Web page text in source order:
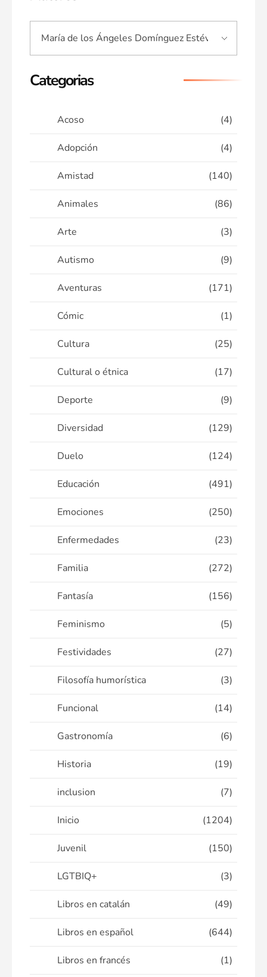
Categorias
Acoso (4)
Adopción (4)
Amistad (140)
Animales (86)
Arte (3)
Autismo (9)
Aventuras (171)
Cómic (1)
Cultura (25)
Cultural o étnica (17)
Deporte (9)
Diversidad (129)
Duelo (124)
Educación (491)
Emociones (250)
Enfermedades (23)
Familia (272)
Fantasía (156)
Feminismo (5)
Festividades (27)
Filosofía humorística (3)
Funcional (14)
Gastronomía (6)
Historia (19)
inclusion (7)
Inicio (1204)
Juvenil (150)
LGTBIQ+ (3)
Libros en catalán (49)
Libros en español (644)
Libros en francés (1)